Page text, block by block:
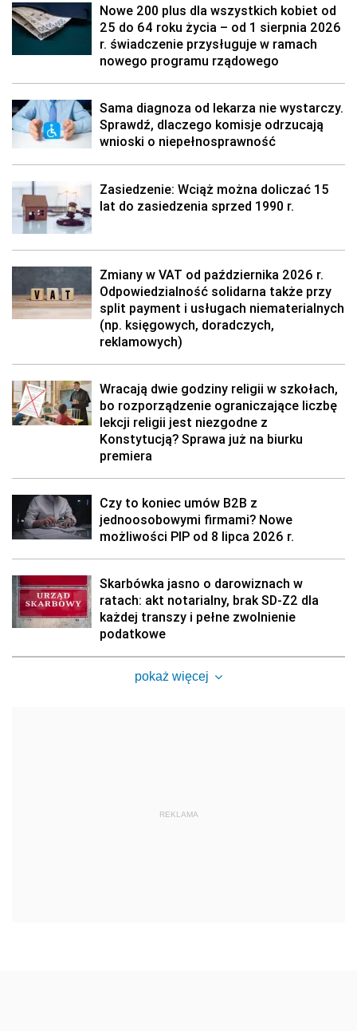
Nowe 200 plus dla wszystkich kobiet od
25 do 64 roku życia – od 1 sierpnia 2026
r. świadczenie przysługuje w ramach
nowego programu rządowego
Sama diagnoza od lekarza nie wystarczy.
Sprawdź, dlaczego komisje odrzucają
wnioski o niepełnosprawność
Zasiedzenie: Wciąż można doliczać 15
lat do zasiedzenia sprzed 1990 r.
Zmiany w VAT od października 2026 r.
Odpowiedzialność solidarna także przy
split payment i usługach niematerialnych
(np. księgowych, doradczych,
reklamowych)
Wracają dwie godziny religii w szkołach,
bo rozporządzenie ograniczające liczbę
lekcji religii jest niezgodne z
Konstytucją? Sprawa już na biurku
premiera
Czy to koniec umów B2B z
jednoosobowymi firmami? Nowe
możliwości PIP od 8 lipca 2026 r.
Skarbówka jasno o darowiznach w
ratach: akt notarialny, brak SD-Z2 dla
każdej transzy i pełne zwolnienie
podatkowe
pokaż więcej
REKLAMA